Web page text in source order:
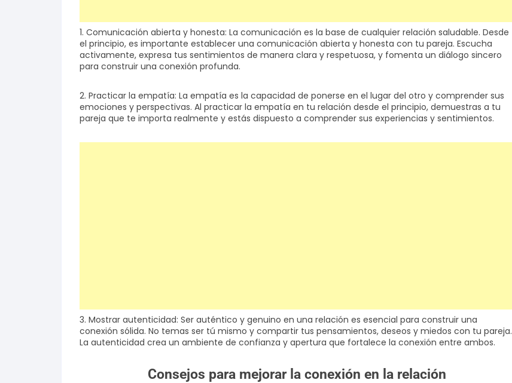
1. Comunicación abierta y honesta: La comunicación es la base de cualquier relación saludable. Desde
el principio, es importante establecer una comunicación abierta y honesta con tu pareja. Escucha
activamente, expresa tus sentimientos de manera clara y respetuosa, y fomenta un diálogo sincero
para construir una conexión profunda.
2. Practicar la empatía: La empatía es la capacidad de ponerse en el lugar del otro y comprender sus
emociones y perspectivas. Al practicar la empatía en tu relación desde el principio, demuestras a tu
pareja que te importa realmente y estás dispuesto a comprender sus experiencias y sentimientos.
3. Mostrar autenticidad: Ser auténtico y genuino en una relación es esencial para construir una
conexión sólida. No temas ser tú mismo y compartir tus pensamientos, deseos y miedos con tu pareja.
La autenticidad crea un ambiente de confianza y apertura que fortalece la conexión entre ambos.
Consejos para mejorar la conexión en la relación